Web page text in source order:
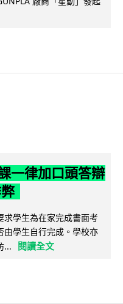
一律加口頭答辯
求學生為在家完成書面考
由學生自行完成。學校亦
...
閱讀全文